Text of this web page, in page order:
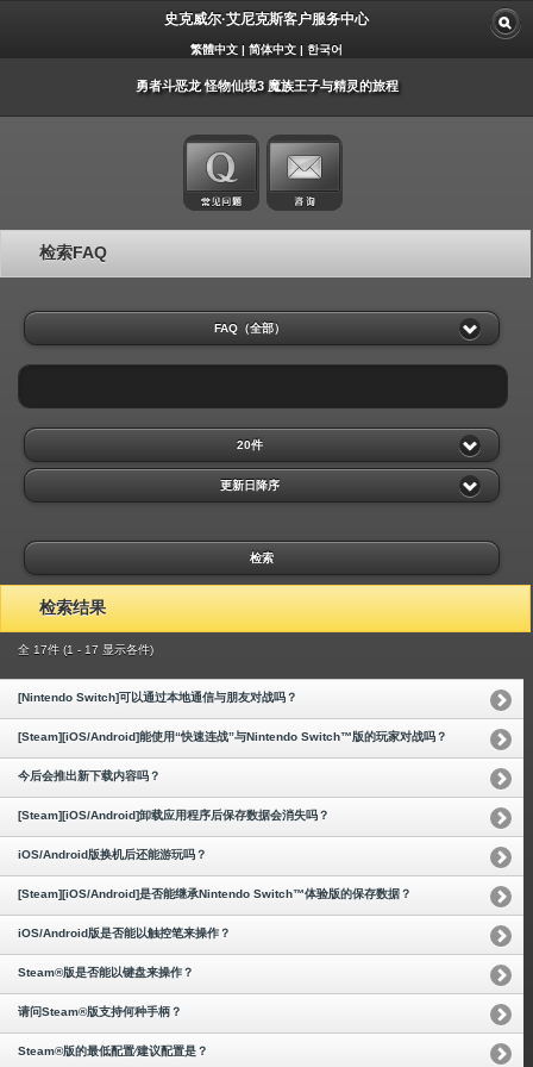
史克威尔·艾尼克斯客户服务中心
繁體中文 | 简体中文 | 한국어
勇者斗恶龙 怪物仙境3 魔族王子与精灵的旅程
检索FAQ
FAQ（全部）
20件
更新日降序
检索
检索结果
全 17件 (1 - 17 显示各件)
[Nintendo Switch]可以通过本地通信与朋友对战吗？
[Steam][iOS/Android]能使用“快速连战”与Nintendo Switch™版的玩家对战吗？
今后会推出新下载内容吗？
[Steam][iOS/Android]卸载应用程序后保存数据会消失吗？
iOS/Android版换机后还能游玩吗？
[Steam][iOS/Android]是否能继承Nintendo Switch™体验版的保存数据？
iOS/Android版是否能以触控笔来操作？
Steam®版是否能以键盘来操作？
请问Steam®版支持何种手柄？
Steam®版的最低配置∕建议配置是？